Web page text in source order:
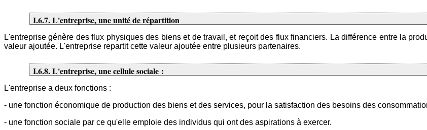
I.6.7. L'entreprise, une unité de répartition
L'entreprise génère des flux physiques des biens et de travail, et reçoit des flux financiers. La différence entre la
valeur ajoutée. L'entreprise repartit cette valeur ajoutée entre plusieurs partenaires.
I.6.8. L'entreprise, une cellule sociale :
L'entreprise a deux fonctions :
- une fonction économique de production des biens et des services, pour la satisfaction des besoins des
- une fonction sociale par ce qu'elle emploie des individus qui ont des aspirations à exercer.